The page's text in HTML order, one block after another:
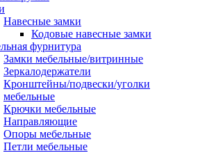
Навесные замки
Кодовые навесные замки
фурнитура
Замки мебельные/витринные
Зеркалодержатели
Кронштейны/подвески/уголки
мебельные
Крючки мебельные
Направляющие
Опоры мебельные
Петли мебельные